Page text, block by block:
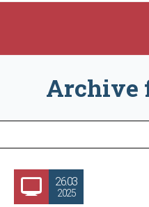
Archive
26.03
2025